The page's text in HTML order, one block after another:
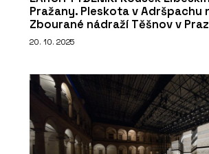
Pražany. Pleskota v Adršpachu
Zbourané nádraží Těšnov v
20. 10. 2025